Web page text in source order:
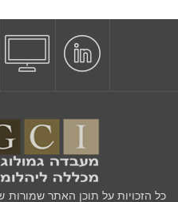
כל הזכויות על תוכן האתר שמורות